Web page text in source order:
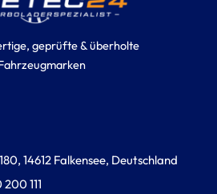
geprüfte & überholte
14612 Falkensee, Deutschland
111